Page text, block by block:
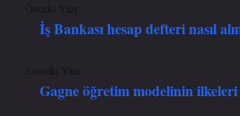
Önceki Yazı
İş Bankası hesap defteri nasıl
Sonraki Yazı
Gagne öğretim modelinin